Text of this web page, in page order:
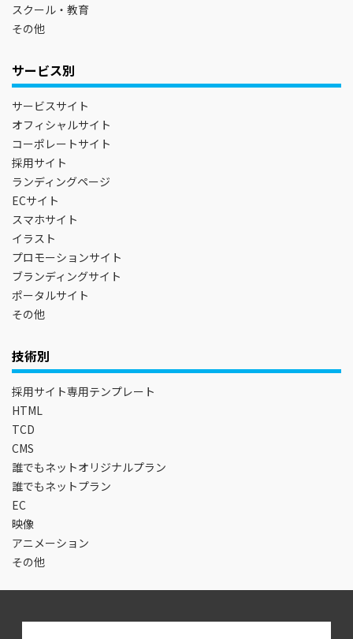
スクール・教育
その他
サービス別
サービスサイト
オフィシャルサイト
コーポレートサイト
採用サイト
ランディングページ
ECサイト
スマホサイト
イラスト
プロモーションサイト
ブランディングサイト
ポータルサイト
その他
技術別
採用サイト専用テンプレート
HTML
TCD
CMS
誰でもネットオリジナルプラン
誰でもネットプラン
EC
映像
アニメーション
その他